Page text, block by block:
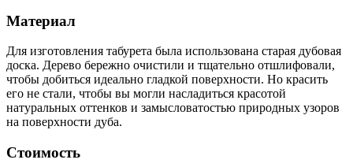
Материал
Для изготовления табурета была использована старая дубовая
доска. Дерево бережно очистили и тщательно отшлифовали,
чтобы добиться идеально гладкой поверхности. Но красить
его не стали, чтобы вы могли насладиться красотой
натуральных оттенков и замысловатостью природных узоров
на поверхности дуба.
Стоимость